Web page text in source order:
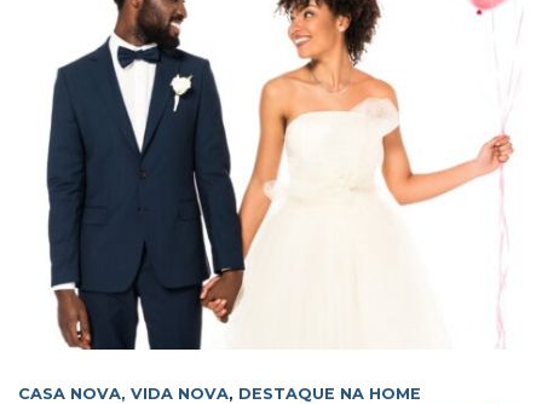
CASA NOVA, VIDA NOVA, DESTAQUE NA HOME